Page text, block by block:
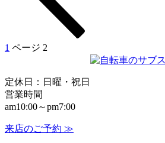
1 ページ 2
定休日：日曜・祝日
営業時間
am10:00～pm7:00
来店のご予約 ≫